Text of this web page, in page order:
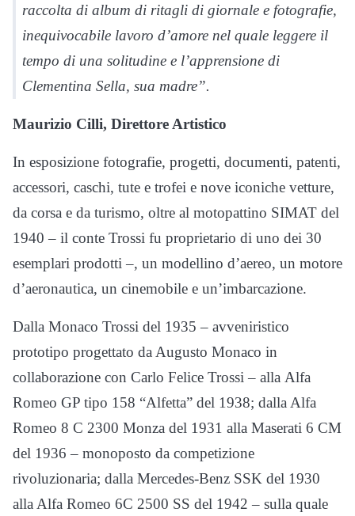
raccolta di album di ritagli di giornale e fotografie,
inequivocabile lavoro d’amore nel quale leggere il
tempo di una solitudine e l’apprensione di
Clementina Sella, sua madre”.
Maurizio Cilli, Direttore Artistico
In esposizione fotografie, progetti, documenti, patenti,
accessori, caschi, tute e trofei e nove iconiche vetture,
da corsa e da turismo, oltre al motopattino SIMAT del
1940 – il conte Trossi fu proprietario di uno dei 30
esemplari prodotti –, un modellino d’aereo, un motore
d’aeronautica, un cinemobile e un’imbarcazione.
Dalla Monaco Trossi del 1935 – avveniristico
prototipo progettato da Augusto Monaco in
collaborazione con Carlo Felice Trossi – alla Alfa
Romeo GP tipo 158 “Alfetta” del 1938; dalla Alfa
Romeo 8 C 2300 Monza del 1931 alla Maserati 6 CM
del 1936 – monoposto da competizione
rivoluzionaria; dalla Mercedes-Benz SSK del 1930
alla Alfa Romeo 6C 2500 SS del 1942 – sulla quale